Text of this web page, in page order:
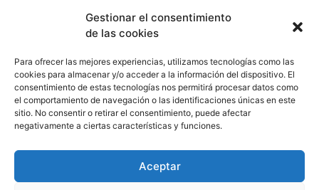
Gestionar el consentimiento
de las cookies
Para ofrecer las mejores experiencias, utilizamos tecnologías como las
cookies para almacenar y/o acceder a la información del dispositivo. El
consentimiento de estas tecnologías nos permitirá procesar datos como
el comportamiento de navegación o las identificaciones únicas en este
sitio. No consentir o retirar el consentimiento, puede afectar
negativamente a ciertas características y funciones.
Aceptar
Política de Cookies
Aviso Legal
910 607 564